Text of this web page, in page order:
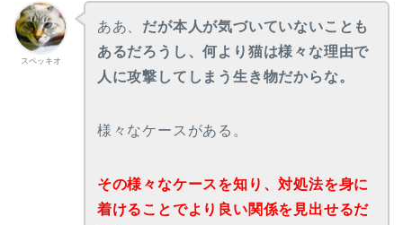
スペッキオ
ああ、 だが本人が気づいていないことも
あるだろうし、何より猫は様々な理由で
人に攻撃してしまう生き物だからな。
様々なケースがある。
その様々なケースを知り、対処法を身に
着けることでより良い関係を見出せるだ